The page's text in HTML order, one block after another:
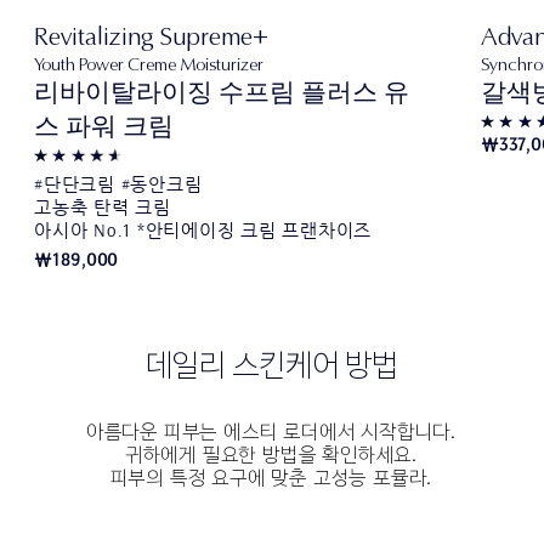
Revitalizing Supreme+
Youth Power Creme Moisturizer
리바이탈라이징 수프림 플러스 유
스 파워 크림
#단단크림 #동안크림
고농축 탄력 크림
아시아 No.1 *안티에이징 크림 프랜차이즈
₩189,000
갈색
데일리 스킨케어 방법
아름다운 피부는 에스티 로더에서 시작합니다.
귀하에게 필요한 방법을 확인하세요.
피부의 특정 요구에 맞춘 고성능 포뮬라.